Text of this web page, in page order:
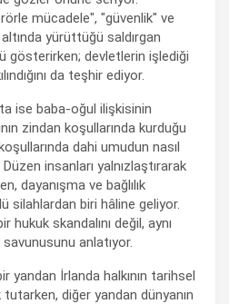
mücadele", "güvenlik" ve
yürüttüğü saldırgan
gösterirken; devletlerin işlediği
da teşhir ediyor.
ise baba-oğul ilişkisinin
zindan koşullarında kurduğu
dahi umudun nasıl
insanları yalnızlaştırarak
dayanışma ve bağlılık
silahlardan biri hâline geliyor.
hukuk skandalını değil, aynı
anlatıyor.
yandan İrlanda halkının tarihsel
tutarken, diğer yandan dünyanın